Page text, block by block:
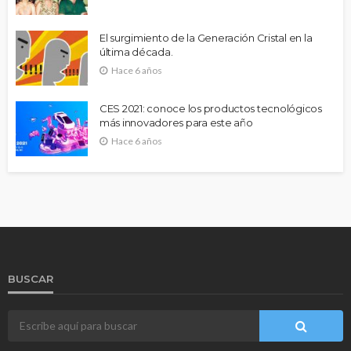
El surgimiento de la Generación Cristal en la
última década.
Hace 6 años
CES 2021: conoce los productos tecnológicos
más innovadores para este año
Hace 6 años
BUSCAR